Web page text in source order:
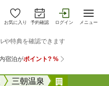
お気に入り 予約確認 ログイン メニュー
三朝温泉